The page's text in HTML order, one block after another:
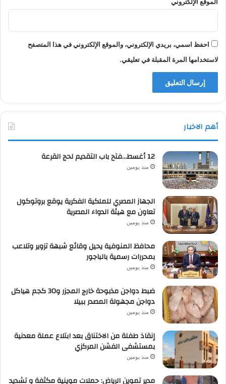
الموقع الإلكتروني
احفظ اسمي، بريدي الإلكتروني، والموقع الإلكتروني في هذا المتصفح
لاستخدامها المرة المقبلة في تعليقي.
أهم الاخبار
12 أغسط…فتح باب التقديم لحج القرعة
منذ يومين
الجهاز المصري للملكية الفكرية يوقع بروتوكول
تعاون مع هيئة الدواء المصرية
منذ يومين
محافظ المنوفية يحيل وقائع شبهة تزوير وتلاعب
بمحررات رسمية بالباجور
منذ يومين
ضبط دواجن مذبوحة خارج المجزر و30 كجم هياكل
دواجن مجهولة المصدر ببيلا
منذ يومين
إنقاذ طفلة من الاختناق بعد ابتلاع عملة معدنية
بمستشفى الفشن المركزي
منذ يومين
مدير تموين الرياض: حملات موينية مكثفة و تشديد